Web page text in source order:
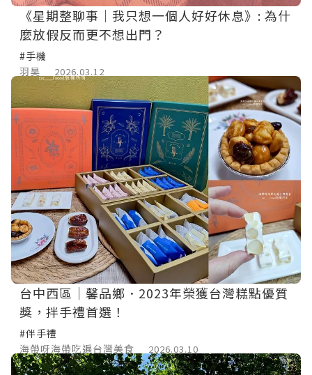
《星期整聊事｜我只想一個人好好休息》: 為什
麼放假反而更不想出門？
#手機
羽昊
2026.03.12
台中西區｜馨品鄉．2023年榮獲台灣糕點優質
獎，拌手禮首選！
#伴手禮
海帶呀海帶吃遍台灣美食
2026.03.10